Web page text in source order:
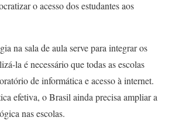
o acesso dos estudantes aos
na sala de aula serve para integrar os
la é necessário que todas as escolas
de informática e acesso à internet.
efetiva, o Brasil ainda precisa ampliar a
nas escolas.